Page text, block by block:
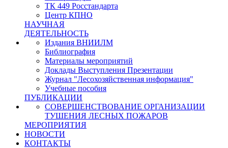
ТК 449 Росстандарта
Центр КПНО
НАУЧНАЯ
ДЕЯТЕЛЬНОСТЬ
Издания ВНИИЛМ
Библиография
Материалы мероприятий
Доклады Выступления Презентации
Журнал "Лесохозяйственная информация"
Учебные пособия
ПУБЛИКАЦИИ
СОВЕРШЕНСТВОВАНИЕ ОРГАНИЗАЦИИ
ТУШЕНИЯ ЛЕСНЫХ ПОЖАРОВ
МЕРОПРИЯТИЯ
НОВОСТИ
КОНТАКТЫ